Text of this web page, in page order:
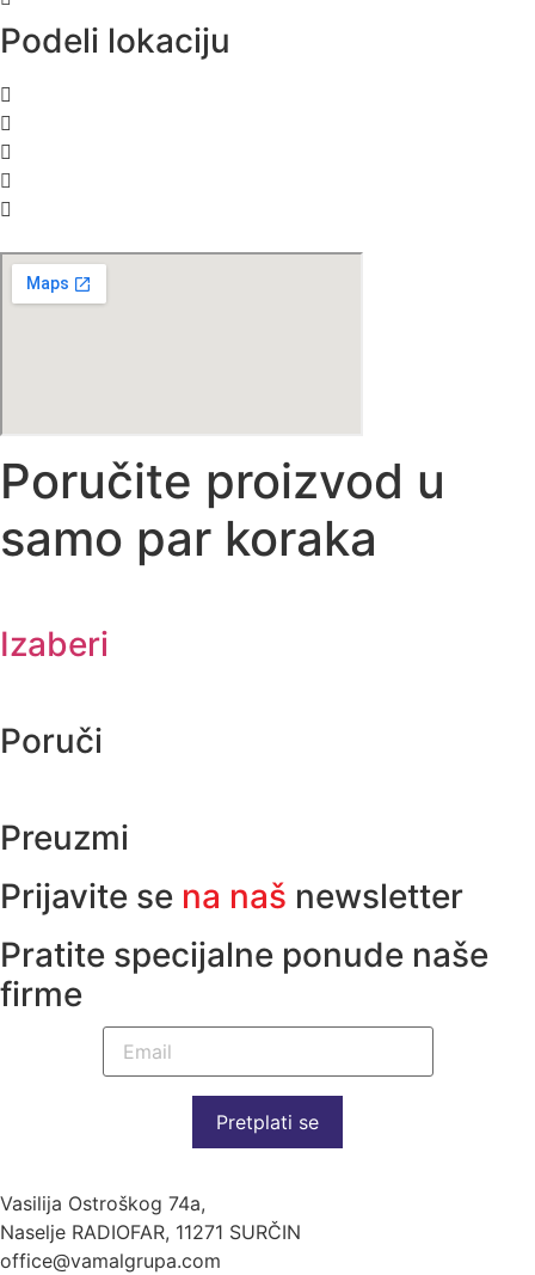
Podeli lokaciju
Poručite proizvod u
samo par koraka
Izaberi
Poruči
Preuzmi
Prijavite se na naš newsletter
Pratite specijalne ponude naše
firme
Pretplati se
Vasilija Ostroškog 74a,
Naselje RADIOFAR, 11271 SURČIN
office@vamalgrupa.com